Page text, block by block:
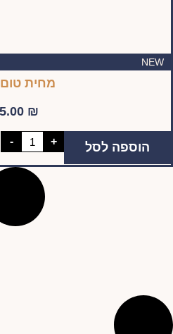
NEW
מחית
₪
-
כמות
של
טום
יאם
+ הוספה לסל